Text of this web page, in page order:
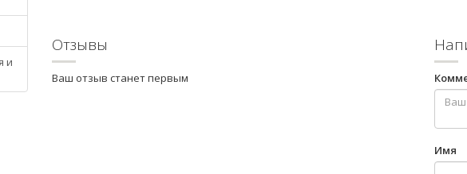
Отзывы
Ваш отзыв станет первым
Имя
и